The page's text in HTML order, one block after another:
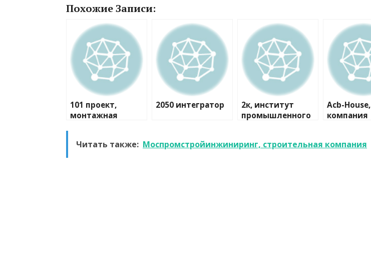
Похожие Записи:
101 проект,
монтажная
2050 интегратор
2к, институт
промышленного
Acb-House,
компания
Читать также: Моспромстройинжиниринг, строительная компания